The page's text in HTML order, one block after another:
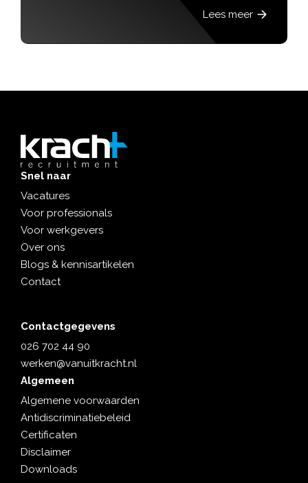
Lees meer
Snel naar
Vacatures
Voor professionals
Voor werkgevers
Over ons
Blogs & kennisartikelen
Contact
Contactgegevens
026 702 44 90
werken@vanuitkracht.nl
Algemeen
Algemene voorwaarden
Antidiscriminatiebeleid
Certificaten
Disclaimer
Downloads